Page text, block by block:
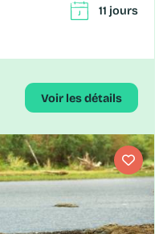
11 jours
Voir les détails